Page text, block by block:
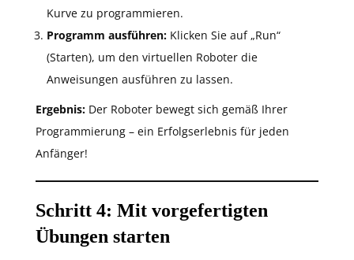
Kurve zu programmieren.
Programm ausführen: Klicken Sie auf „Run“
(Starten), um den virtuellen Roboter die
Anweisungen ausführen zu lassen.
Ergebnis: Der Roboter bewegt sich gemäß Ihrer
Programmierung – ein Erfolgserlebnis für jeden
Anfänger!
Schritt 4: Mit vorgefertigten
Übungen starten